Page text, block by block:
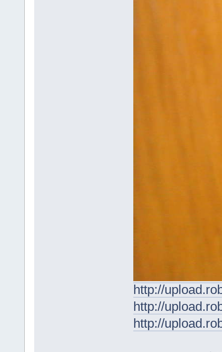
http://
http://
http://